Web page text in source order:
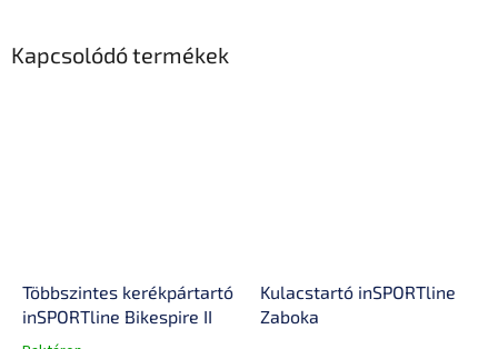
Kapcsolódó termékek
Többszintes kerékpártartó
inSPORTline Bikespire II
Kulacstartó inSPORTline
Zaboka